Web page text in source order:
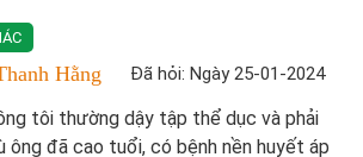
Hằng Đã hỏi: Ngày 25-01-2024
tôi thường dậy tập thể dục và phải
ông đã cao tuổi, có bệnh nền huyết áp